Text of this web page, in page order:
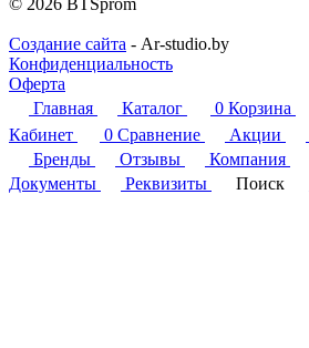
© 2026 BTSprom
Создание сайта - Ar-studio.by
Конфиденциальность
Оферта
Главная
Каталог 0 Корзина
Кабинет
0 Сравнение Акции
Бренды
Отзывы Компания
Документы
Реквизиты Поиск